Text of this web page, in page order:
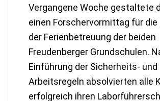
Vergangene Woche gestaltete
einen Forschervormittag für die
der Ferienbetreuung der beiden
Freudenberger Grundschulen.
Einführung der Sicherheits- und
Arbeitsregeln absolvierten alle
erfolgreich ihren